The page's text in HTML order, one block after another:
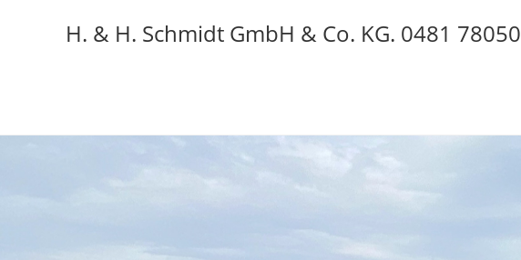
H. & H. Schmidt GmbH & Co. KG. 0481 78050